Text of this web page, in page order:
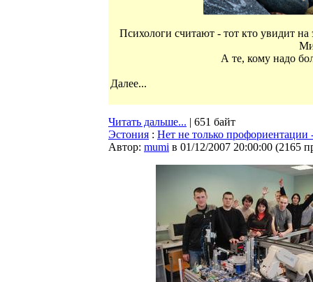
Психологи считают - тот кто увидит
А те, кому надо
Далее...
Читать дальше... | 651 байт
Эстония : Нет не только
Автор: mumi в 01/12/2007 20:00:00 (2165